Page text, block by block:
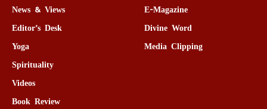
News & Views
Editor’s Desk
Yoga
Spirituality
Videos
Book Review
E-Magazine
Divine Word
Media Clipping